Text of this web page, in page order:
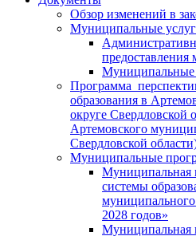
Обзор изменений в
Муниципальные
Муниципальные
Программа
образования в
округе Свердловской
Артемовского
Свердловской
Муниципальные
Муниципальная
системы
2028 годов»
Муниципальная